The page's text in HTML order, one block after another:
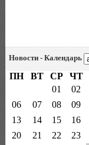
Новости - Календарь
ПН ВТ СР ЧТ
01
02
06
07 08 09
13
14 15 16
20
21 22 23